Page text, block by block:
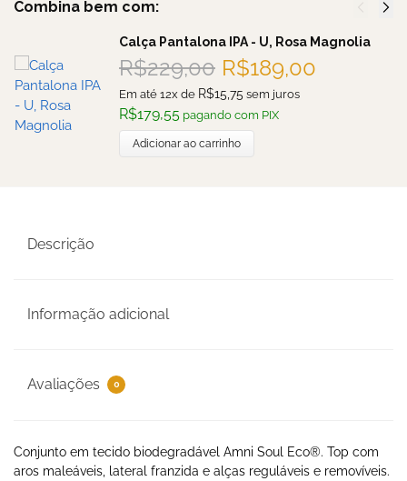
Combina bem com:
Calça Pantalona IPA - U, Rosa Magnolia
R$229,00 R$189,00
Em até 12x de R$15,75 sem juros
R$179,55 pagando com PIX
Adicionar ao carrinho
Descrição
Informação adicional
Avaliações 0
Conjunto em tecido biodegradável Amni Soul Eco®. Top com
aros maleáveis, lateral franzida e alças reguláveis e removíveis.